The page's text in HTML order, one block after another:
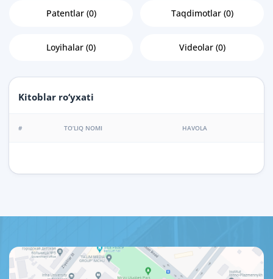
Patentlar (0) Taqdimotlar (0)
Loyihalar (0) Videolar (0)
Kitoblar ro‘yxati
# TO‘LIQ NOMI HAVOLA